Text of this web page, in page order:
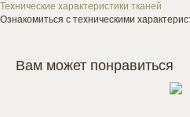
Технические характеристики тканей
Ознакомиться с техническими
Вам может понравиться